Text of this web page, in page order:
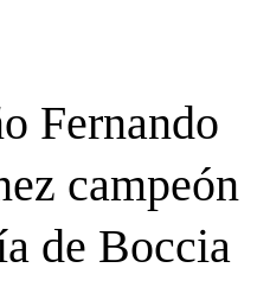
Fernando
campeón
de Boccia